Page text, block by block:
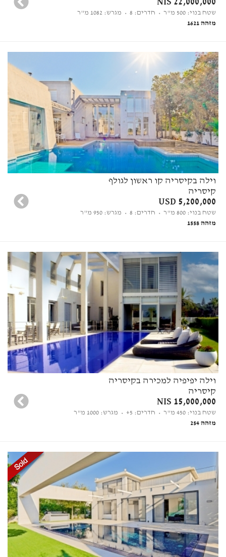
22,000,000 NIS
שטח בנוי: 500 מ"ר • חדרים: 8
• מגרש: 1082 מ"ר
מזהה 1621
וילה בקיסריה קו ראשון לגולף
קיסריה
USD 5,200,000
שטח בנוי: 800 מ"ר • חדרים: 8
• מגרש: 950 מ"ר
מזהה 1558
וילה יפיפיה למכירה בקיסריה
קיסריה
15,000,000 NIS
שטח בנוי: 450 מ"ר • חדרים: 5+
• מגרש: 1000 מ"ר
מזהה 254